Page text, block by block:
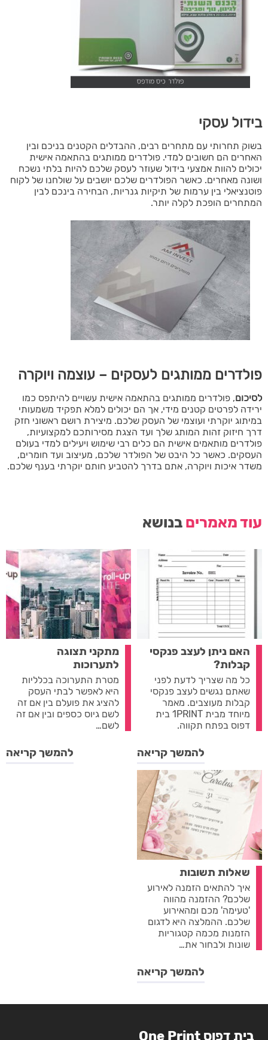
בידול עסקי
בשוק תחרותי עם מתחרים רבים, ההבדלים הקטנים בניכם ובין
האחרים הם חשובים למדי. פולדרים ממותגים בהתאמה אישית
יכולים להוות אמצעי בידול שעוזר לעסק שלכם להיות בלתי נשכח
ושונה מאחרים. כאשר הפולדרים שלכם יושבים על שולחנו של לקוח
פוטנציאלי בין ערמות של תיקיות גנריות, הבחירה בינכם לבין
המתחרים הופכת לקלה יותר.
פולדרים ממותגים לעסקים – עוצמה ויוקרה
לסיכום, פולדרים ממותגים בהתאמה אישית עשויים להיתפס כמו
ירידה לפרטים קטנים מידי, אך הם יכולים למלא תפקיד משמעותי
במיתוג יוקרתי ועוצמי של העסק שלכם. מיצירת רושם ראשוני חזק
דרך חיזוק זהות המותג שלך ועד הצגת מסירותכם למקצועיות,
פולדרים מותאמים אישית הם כלים רבי שימוש ויעילים למדי בעולם
העסקים. כאשר כל היבט של הפולדר שלכם, מעיצוב ועד חומרים,
משדר איכות ויוקרה, אתם בדרך להטביע חותם יוקרתי בענף שלכם.
עוד מאמרים בנושא
האם ניתן לעצב פנקסי
קבלות?
כל מה שצריך לדעת לפני
שאתם נגשים לעצב פנקסי
קבלות מעוצבים. מאמר
מיוחד מבית 1PRINT בית
דפוס בפתח תקווה.
להמשך קריאה
מתקני תצוגה
לתערוכות
מטרת התערוכה בכלליות
היא לאפשר לבתי העסק
להציג את פועלם בין אם זה
לשם גיוס כספים ובין אם זה
לשם…
להמשך קריאה
שאלות תשובות
איך להתאים הזמנה לאירוע
שלכם? ההזמנה מהווה
'טעימה' מכם ומהאירוע
שלכם. ההמלצה היא לדגום
הזמנות מכמה קטגוריות
שונות ולבחור את…
להמשך קריאה
בית דפוס One Print